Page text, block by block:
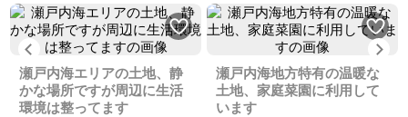
Previous
瀬戸内海エリアの土地、静
かな場所ですが周辺に生活
環境は整ってます
瀬戸内海地方特有の温暖な
土地、家庭菜園に利用して
います